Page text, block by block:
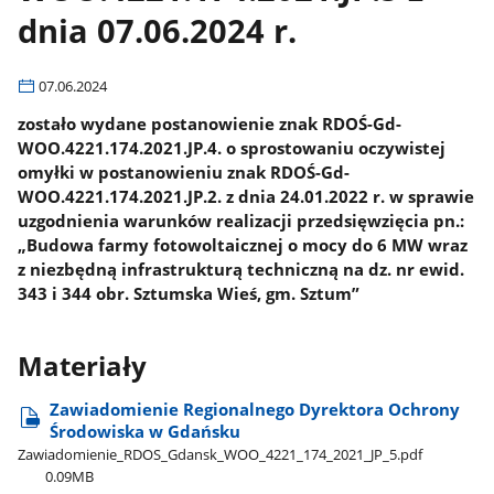
dnia 07.06.2024 r.
07.06.2024
zostało wydane postanowienie znak RDOŚ-Gd-
WOO.4221.174.2021.JP.4. o sprostowaniu oczywistej
omyłki w postanowieniu znak RDOŚ-Gd-
WOO.4221.174.2021.JP.2. z dnia 24.01.2022 r. w sprawie
uzgodnienia warunków realizacji przedsięwzięcia pn.:
„Budowa farmy fotowoltaicznej o mocy do 6 MW wraz
z niezbędną infrastrukturą techniczną na dz. nr ewid.
343 i 344 obr. Sztumska Wieś, gm. Sztum”
Materiały
Zawiadomienie Regionalnego Dyrektora Ochrony
Środowiska w Gdańsku
Zawiadomienie​_RDOS​_Gdansk​_WOO​_4221​_174​_2021​_JP​_5.pdf
0.09MB